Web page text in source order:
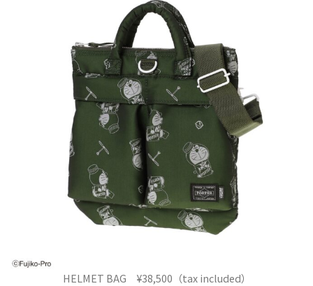
HELMET BAG ¥38,500（tax included）